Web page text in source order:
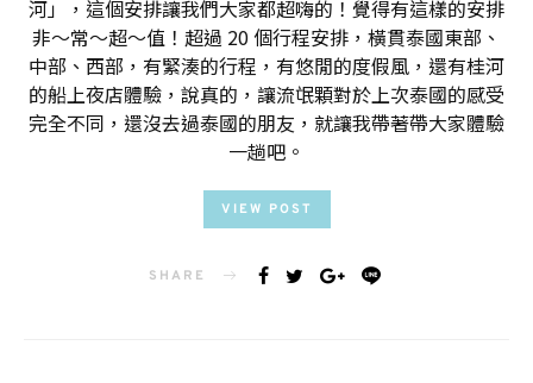
河」，這個安排讓我們大家都超嗨的！覺得有這樣的安排
非～常～超～值！超過 20 個行程安排，橫貫泰國東部、
中部、西部，有緊湊的行程，有悠閒的度假風，還有桂河
的船上夜店體驗，說真的，讓流氓顆對於上次泰國的感受
完全不同，還沒去過泰國的朋友，就讓我帶著帶大家體驗
一趟吧。
VIEW POST
SHARE